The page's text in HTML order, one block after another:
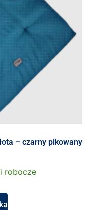
– czarny pikowany
robocze